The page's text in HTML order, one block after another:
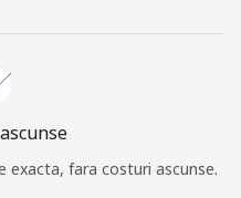
exacta, fara costuri ascunse.